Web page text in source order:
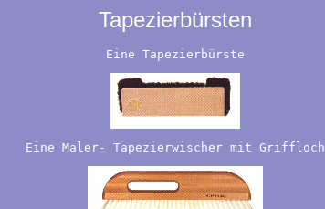
Tapezierbürsten
Eine Tapezierbürste
Eine Maler- Tapezierwischer mit Griffloch